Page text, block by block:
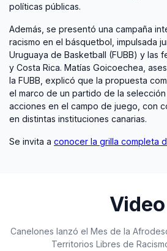
políticas públicas.
Además, se presentó una campaña
racismo en el básquetbol, impulsada
Uruguaya de Basketball (FUBB) y las
y Costa Rica. Matías Goicoechea,
la FUBB, explicó que la propuesta
el marco de un partido de la
acciones en el campo de juego, con
en distintas instituciones canarias.
Se invita a conocer la grilla completa
Video
Canelones lanzó el Mes de la
Territorios Libres de